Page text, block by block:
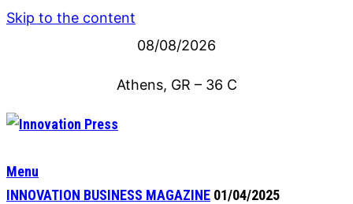
Skip to the content
08/08/2026
Athens, GR – 36 C
Menu
INNOVATION BUSINESS MAGAZINE 01/04/2025